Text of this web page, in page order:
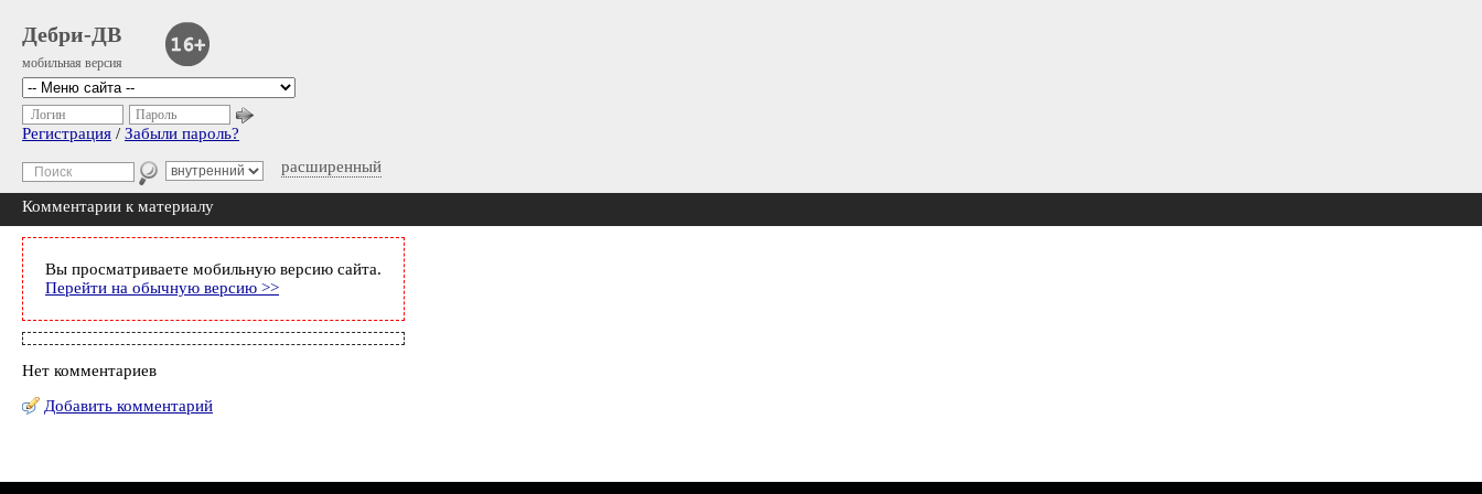
Дебри-ДВ
мобильная версия
расширенный
Логин Пароль
Регистрация / Забыли пароль?
Комментарии к материалу
Вы просматриваете мобильную версию сайта.
Перейти на обычную версию >>
Нет комментариев
Добавить комментарий